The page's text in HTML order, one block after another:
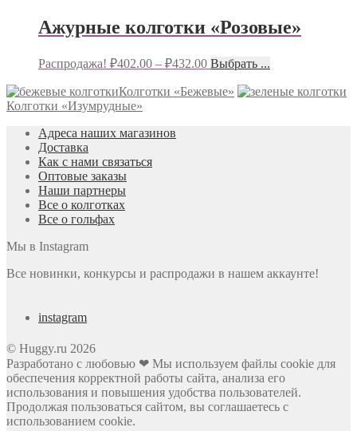
Ажурные колготки «Розовые»
Распродажа! ₽402.00 – ₽432.00 Выбрать ...
Колготки «Бежевые»
Колготки «Изумрудные»
Адреса наших магазинов
Доставка
Как с нами связаться
Оптовые заказы
Наши партнеры
Все о колготках
Все о гольфах
Мы в Instagram
Все новинки, конкурсы и распродажи в нашем аккаунте!
instagram
© Huggy.ru 2026
Разработано с любовью ❤ Мы используем файлы cookie для
обеспечения корректной работы сайта, анализа его
использования и повышения удобства пользователей.
Продолжая пользоваться сайтом, вы соглашаетесь с
использованием cookie.